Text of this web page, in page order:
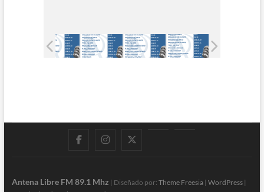
FacebookInstagram
Antena Libre FM 89.1 Mhz | Diseñado por: Theme Freesia| WordPress|